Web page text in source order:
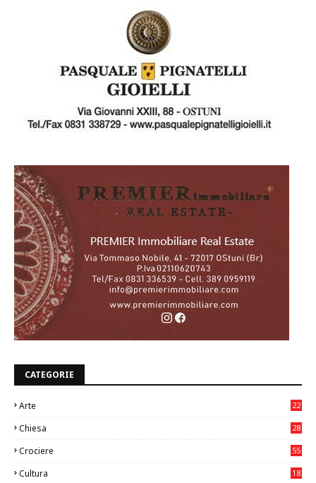
CATEGORIE
Arte
22
Chiesa
28
Crociere 55
Cultura
18